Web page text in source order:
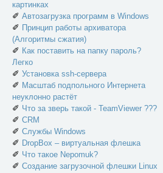
картинках
✐ Автозагрузка программ в Windows
✐ Принцип работы архиватора
(Алгоритмы сжатия)
✐ Как поставить на папку пароль?
Легко
✐ Установка ssh-сервера
✐ Масштаб подпольного Интернета
неуклонно растёт
✐ Что за зверь такой - TeamViewer ???
✐ CRM
✐ Службы Windows
✐ DropBox – виртуальная флешка
✐ Что такое Nepomuk?
✐ Создание загрузочной флешки Linux